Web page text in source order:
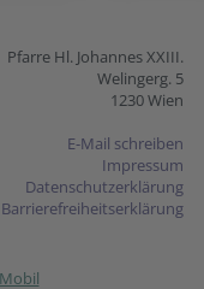
Pfarre Hl. Johannes XXIII.
Welingerg. 5
1230 Wien
E-Mail schreiben
Impressum
Datenschutzerklärung
Barrierefreiheitserklärung
Mobil